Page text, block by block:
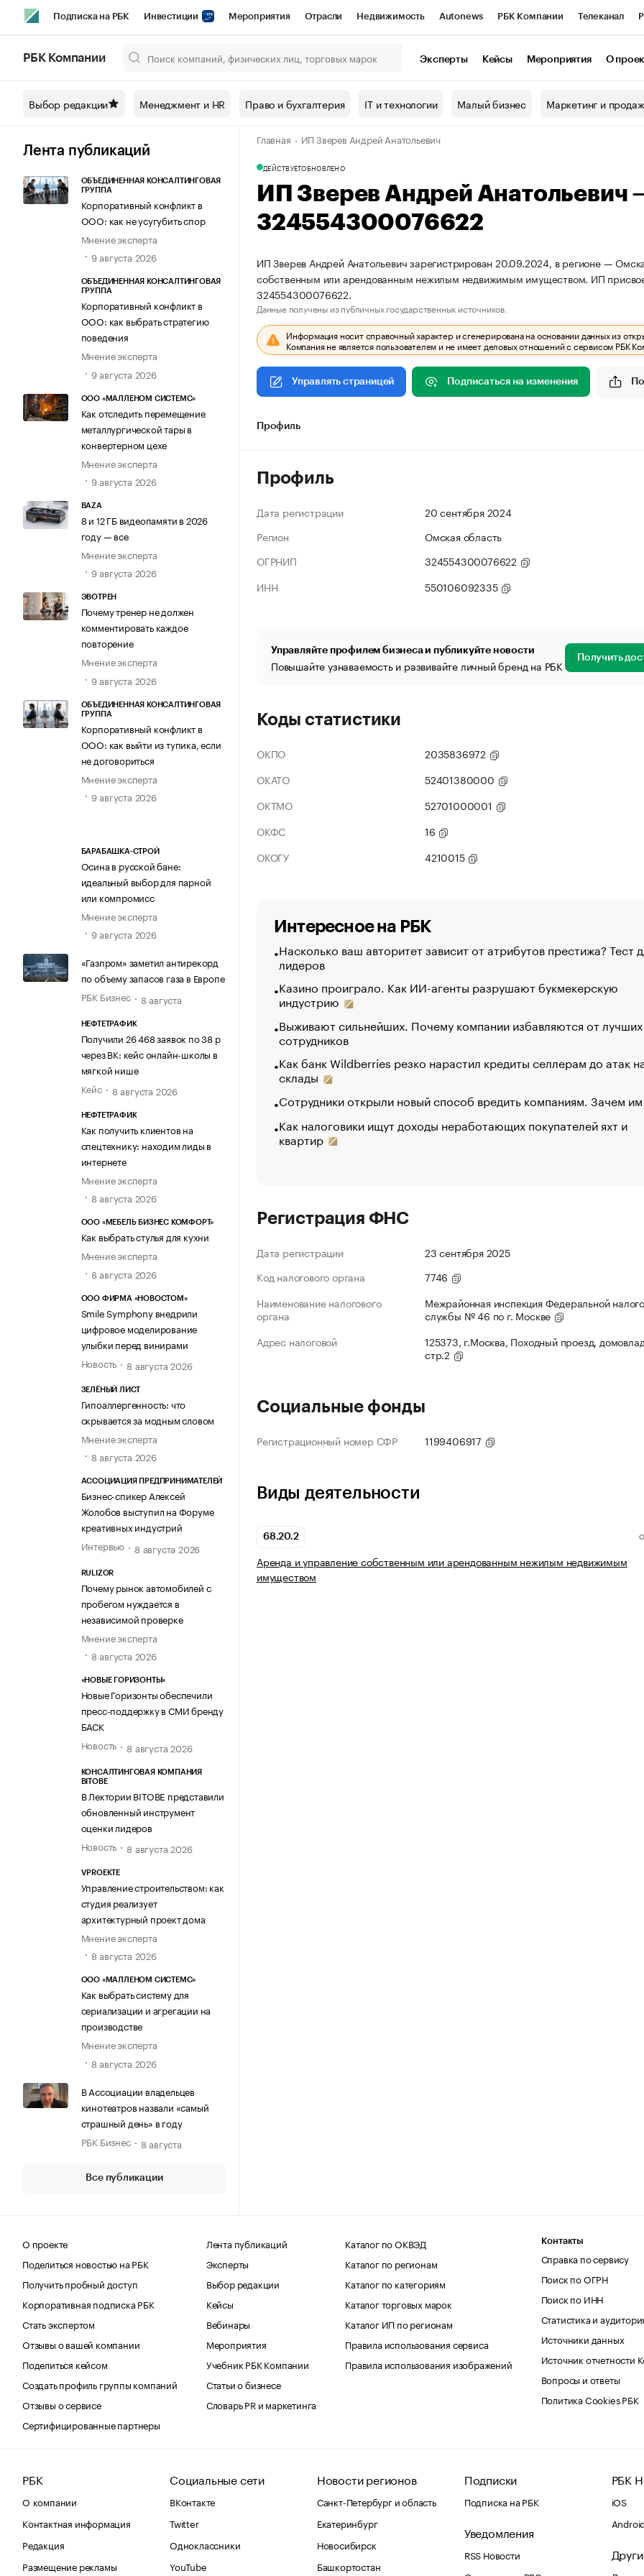
Подписка на РБК Инвестиции Мероприятия Отрасли Недвижимость Autonews РБК Компании Телеканал
Спецпроекты СПб Конференции СПб Спецпроекты Проверка контрагентов
Технологии и медиа Рынок наличной валюты
РБК Компании Эксперты Кейсы Мероприятия О
Выбор редакции Менеджмент и HR Право и бухгалтерия IT и технологии Малый бизнес Маркетинг и
Лента публикаций
ОБЪЕДИНЕННАЯ КОНСАЛТИНГОВАЯ
ГРУППА
Корпоративный конфликт в
ООО: как не усугубить спор
Мнение эксперта
9 августа 2026
ОБЪЕДИНЕННАЯ КОНСАЛТИНГОВАЯ
ГРУППА
Корпоративный конфликт в
ООО: как выбрать стратегию
поведения
Мнение эксперта
9 августа 2026
ООО «МАЛЛЕНОМ СИСТЕМС»
Как отследить перемещение
металлургической тары в
конвертерном цехе
Мнение эксперта
9 августа 2026
BAZA
8 и 12 ГБ видеопамяти в 2026
году — все
Мнение эксперта
9 августа 2026
ЭВОТРЕН
Почему тренер не должен
комментировать каждое
повторение
Мнение эксперта
9 августа 2026
ОБЪЕДИНЕННАЯ КОНСАЛТИНГОВАЯ
ГРУППА
Корпоративный конфликт в
ООО: как выйти из тупика, если
не договориться
Мнение эксперта
9 августа 2026
БАРАБАШКА-СТРОЙ
Осина в русской бане:
идеальный выбор для парной
или компромисс
Мнение эксперта
9 августа 2026
«Газпром» заметил антирекорд
по объему запасов газа в Европе
РБК Бизнес
8 августа
НЕФТЕТРАФИК
Получили 26 468 заявок по 38 р
через ВК: кейс онлайн-школы в
мягкой нише
Кейс
8 августа 2026
НЕФТЕТРАФИК
Как получить клиентов на
спецтехнику: находим лиды в
интернете
Мнение эксперта
8 августа 2026
ООО «МЕБЕЛЬ БИЗНЕС КОМФОРТ»
Как выбрать стулья для кухни
Мнение эксперта
8 августа 2026
ООО ФИРМА «НОВОСТОМ»
Smile Symphony внедрили
цифровое моделирование
улыбки перед винирами
Новость
8 августа 2026
ЗЕЛЁНЫЙ ЛИСТ
Гипоаллергенность: что
скрывается за модным словом
Мнение эксперта
8 августа 2026
АССОЦИАЦИЯ ПРЕДПРИНИМАТЕЛЕЙ
Бизнес-спикер Алексей
Жолобов выступил на Форуме
креативных индустрий
Интервью
8 августа 2026
RULIZOR
Почему рынок автомобилей с
пробегом нуждается в
независимой проверке
Мнение эксперта
8 августа 2026
«НОВЫЕ ГОРИЗОНТЫ»
Новые Горизонты обеспечили
пресс-поддержку в СМИ бренду
БАСК
Новость
8 августа 2026
КОНСАЛТИНГОВАЯ КОМПАНИЯ
BITOBE
В Лектории BITOBE представили
обновленный инструмент
оценки лидеров
Новость
8 августа 2026
VPROEKTE
Управление строительством: как
студия реализует
архитектурный проект дома
Мнение эксперта
8 августа 2026
ООО «МАЛЛЕНОМ СИСТЕМС»
Как выбрать систему для
сериализации и агрегации на
производстве
Мнение эксперта
8 августа 2026
В Ассоциации владельцев
кинотеатров назвали «самый
страшный день» в году
РБК Бизнес
8 августа
Все публикации
Главная ИП Зверев Андрей Анатольевич
ДЕЙСТВУЕТОБНОВЛЕНО
ИП Зверев Андрей
324554300076622
ИП Зверев Андрей Анатольевич зарегистрирован 20.09.2024, в регионе —
собственным или арендованным нежилым недвижимым имуществом. ИП
324554300076622.
Данные получены из публичных государственных источников.
Информация носит справочный характер и сгенерирована на основании данных из
Компания не является пользователем и не имеет деловых отношений с сервисом РБК
Управлять страницей Подписаться на изменения
Профиль
Профиль
Дата регистрации
20 сентября 2024
Регион
Омская область
ОГРНИП
324554300076622
ИНН
550106092335
Управляйте профилем бизнеса и публикуйте новости
Повышайте узнаваемость и развивайте личный бренд на РБК Получить
Коды статистики
ОКПО
2035836972
ОКАТО
52401380000
ОКТМО
52701000001
ОКФС
16
ОКОГУ
4210015
Интересное на РБК
Насколько ваш авторитет зависит от атрибутов престижа? Тест
лидеров
Казино проиграло. Как ИИ-агенты разрушают букмекерскую
индустрию
Выживают сильнейших. Почему компании избавляются от лучших
сотрудников
Как банк Wildberries резко нарастил кредиты селлерам до атак
склады
Сотрудники открыли новый способ вредить компаниям. Зачем
Как налоговики ищут доходы неработающих покупателей яхт и
квартир
Регистрация ФНС
Дата регистрации
23 сентября 2025
Код налогового органа
7746
Наименование налогового
органа
Межрайонная инспекция Федеральной
службы № 46 по г. Москве
Адрес налоговой
125373, г.Москва, Походный проезд,
стр.2
Социальные фонды
Регистрационный номер СФР 1199406917
Виды деятельности
68.20.2
Аренда и управление собственным или арендованным нежилым недвижимым
имуществом
О проекте
Поделиться новостью на РБК
Получить пробный доступ
Корпоративная подписка РБК
Стать экспертом
Отзывы о вашей компании
Поделиться кейсом
Создать профиль группы компаний
Отзывы о сервисе
Сертифицированные партнеры
Лента публикаций
Эксперты
Выбор редакции
Кейсы
Вебинары
Мероприятия
Учебник РБК Компании
Статьи о бизнесе
Словарь PR и маркетинга
Каталог по ОКВЭД
Каталог по регионам
Каталог по категориям
Каталог торговых марок
Каталог ИП по регионам
Правила использования сервиса
Правила использования изображений
Контакты
Справка по сервису
Поиск по ОГРН
Поиск по ИНН
Статистика и
Источники данных
Источник отчетности
Вопросы и ответы
Политика Cookies РБК
РБК
О компании
Контактная информация
Редакция
Размещение рекламы
Социальные сети
ВКонтакте
Twitter
Одноклассники
YouTube
Новости регионов
Санкт-Петербург и область
Екатеринбург
Новосибирск
Башкортостан
Подписки
Подписка на РБК
Уведомления
RSS Новости
РБК
iOS